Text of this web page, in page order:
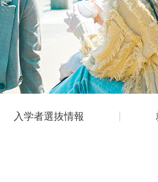
入学者選抜情報